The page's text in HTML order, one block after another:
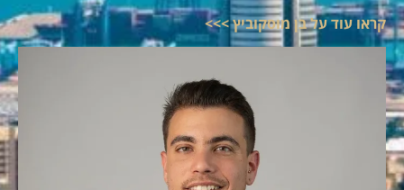
קראו עוד על בן מוסקוביץ >>>